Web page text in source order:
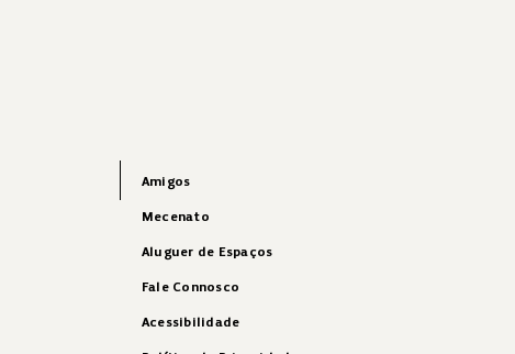
Amigos
Mecenato
Aluguer de Espaços
Fale Connosco
Acessibilidade